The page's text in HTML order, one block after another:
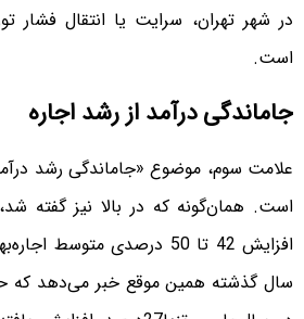
در شهر تهران، سرایت یا انتقال فشار
است.
جاماندگی درآمد از رشد اجاره
علامت سوم، موضوع «جاماندگی رشد درآمد
است. همان‌‌‌‌گونه که در بالا نیز گفته
افزایش 42 تا 50 درصدی
سال گذشته همین موقع خبر می‌دهد که